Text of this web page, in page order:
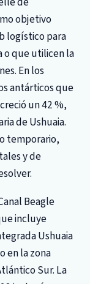
objetivo
logístico para
o que utilicen la
En los
antárticos que
un 42 %,
de Ushuaia.
temporario,
y de
Beagle
incluye
Ushuaia
en la zona
Sur. La